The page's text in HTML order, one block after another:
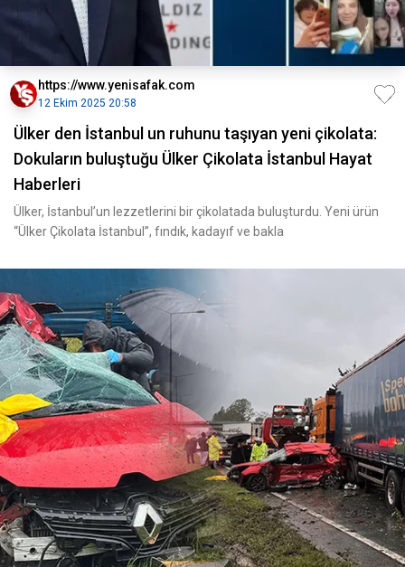
https://www.yenisafak.com
12 Ekim 2025 20:58
Ülker den İstanbul un ruhunu taşıyan yeni çikolata:
Dokuların buluştuğu Ülker Çikolata İstanbul Hayat
Haberleri
Ülker, İstanbul’un lezzetlerini bir çikolatada buluşturdu. Yeni ürün
“Ülker Çikolata İstanbul”, fındık, kadayıf ve bakla